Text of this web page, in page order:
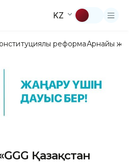
KZ
реформаАрнайы
Қазақстан